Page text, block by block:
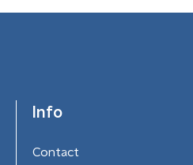
Info
Contact